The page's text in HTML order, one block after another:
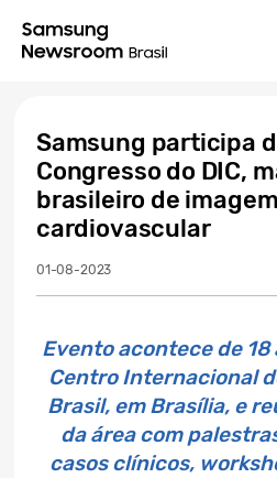
Samsung participa
Congresso do DIC,
brasileiro de imagem
cardiovascular
01-08-2023
Evento acontece de 18
Centro Internacional
Brasil, em Brasília, e
da área com
casos clínicos,